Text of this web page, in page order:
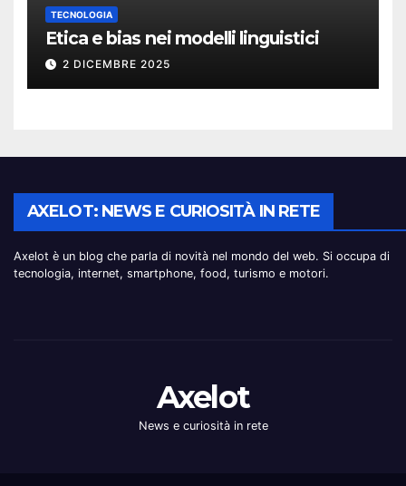
TECNOLOGIA
Etica e bias nei modelli linguistici
2 DICEMBRE 2025
AXELOT: NEWS E CURIOSITÀ IN RETE
Axelot è un blog che parla di novità nel mondo del web. Si occupa di
tecnologia, internet, smartphone, food, turismo e motori.
Axelot
News e curiosità in rete